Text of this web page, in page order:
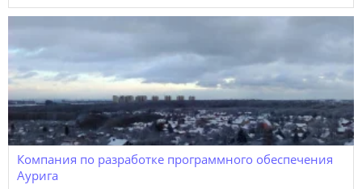
Компания по разработке программного обеспечения
Аурига